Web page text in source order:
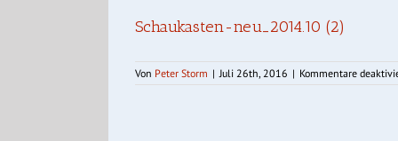
Schaukasten-neu_2014.10 (2)
Von Peter Storm | Juli 26th, 2016 | Kommentare